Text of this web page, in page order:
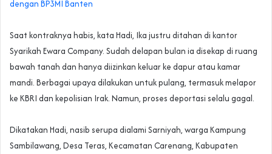
dengan BP3MI Banten
‎Saat kontraknya habis, kata Hadi, Ika justru ditahan di kantor
Syarikah Ewara Company. Sudah delapan bulan ia disekap di ruang
bawah tanah dan hanya diizinkan keluar ke dapur atau kamar
mandi. Berbagai upaya dilakukan untuk pulang, termasuk melapor
ke KBRI dan kepolisian Irak. Namun, proses deportasi selalu gagal.
‎Dikatakan Hadi, nasib serupa dialami Sarniyah, warga Kampung
Sambilawang, Desa Teras, Kecamatan Carenang, Kabupaten